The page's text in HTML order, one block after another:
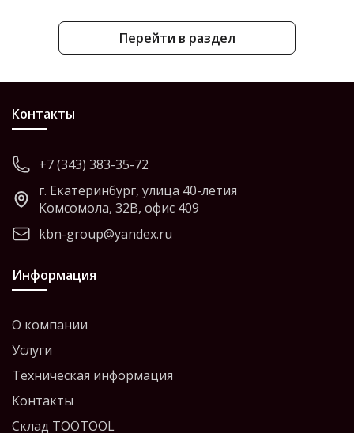
Перейти в раздел
Контакты
+7 (343) 383-35-72
г. Екатеринбург, улица 40-летия
Комсомола, 32В, офис 409
kbn-group@yandex.ru
Информация
О компании
Услуги
Техническая информация
Контакты
Склад TOOTOOL